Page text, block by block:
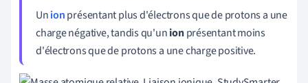
Unionprésentant plus d'électrons que de protons a une
charge négative, tandis qu'unionprésentant moins
d'électrons que de protons a une charge positive.